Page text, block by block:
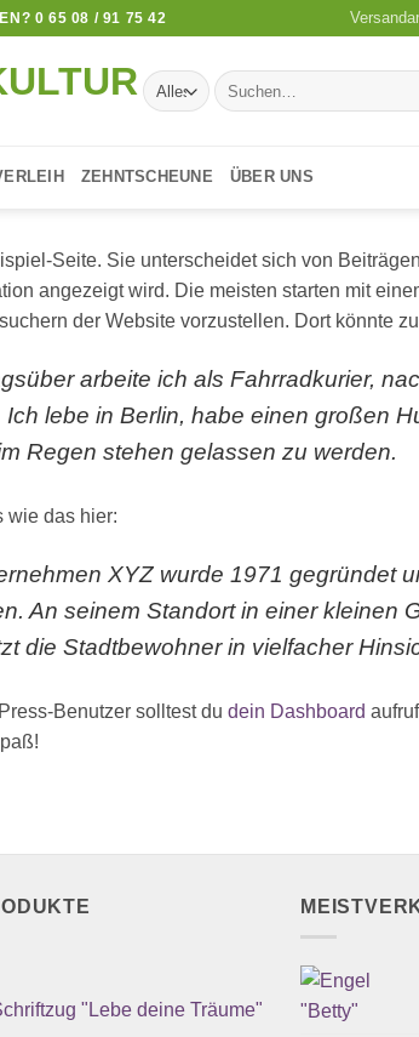
0 65 08 / 91 75 42
Suchen
nach:
ZEHNTSCHEUNE ÜBER UNS
Seite. Sie unterscheidet sich von
angezeigt wird. Die meisten starten mit
der Website vorzustellen. Dort könnte
arbeite ich als Fahrradkurier,
Ich lebe in Berlin, habe einen großen
Regen stehen gelassen zu werden.
wie das hier:
XYZ wurde 1971 gegründet
An seinem Standort in einer kleinen
die Stadtbewohner in vielfacher
Benutzer solltest du dein Dashboard
"Lebe deine Träume"